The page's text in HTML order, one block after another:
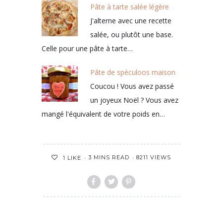
Pâte à tarte salée légère
J'alterne avec une recette
salée, ou plutôt une base.
Celle pour une pâte à tarte…
Pâte de spéculoos maison
Coucou ! Vous avez passé
un joyeux Noël ? Vous avez
mangé l'équivalent de votre poids en…
1 LIKE 3 MINS READ 8211 VIEWS